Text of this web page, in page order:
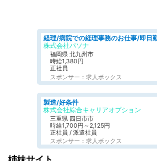
株式会社パソナ
福岡県 北九州市
時給1,380円
正社員
スポンサー：求人ボックス
製造/好条件
株式会社綜合キャリアオプション
三重県 四日市市
時給1,700円～2,125円
正社員 / 派遣社員
スポンサー：求人ボックス